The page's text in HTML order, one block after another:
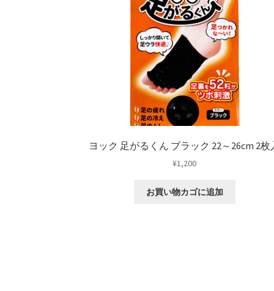
ヨック 足がるくん ブラック 22～26cm 2枚
¥1,200
お買い物カゴに追加